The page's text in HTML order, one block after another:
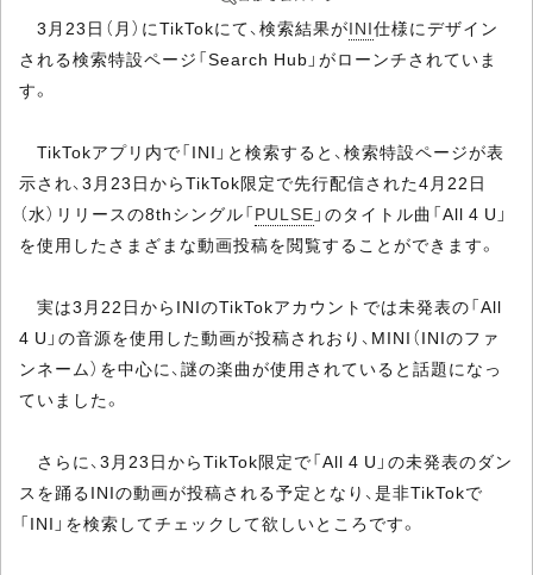
3月23日（月）にTikTokにて、検索結果がINI仕様にデザイン
される検索特設ページ「Search Hub」がローンチされていま
す。
TikTokアプリ内で「INI」と検索すると、検索特設ページが表
示され、3月23日からTikTok限定で先行配信された4月22日
（水）リリースの8thシングル「PULSE 」のタイトル曲「All 4 U」
を使用したさまざまな動画投稿を閲覧することができます。
実は3月22日からINIのTikTokアカウントでは未発表の「All
4 U」の音源を使用した動画が投稿されおり、MINI（INIのファ
ンネーム）を中心に、謎の楽曲が使用されていると話題になっ
ていました。
さらに、3月23日からTikTok限定で「All 4 U」の未発表のダン
スを踊るINIの動画が投稿される予定となり、是非TikTokで
「INI」を検索してチェックして欲しいところです。